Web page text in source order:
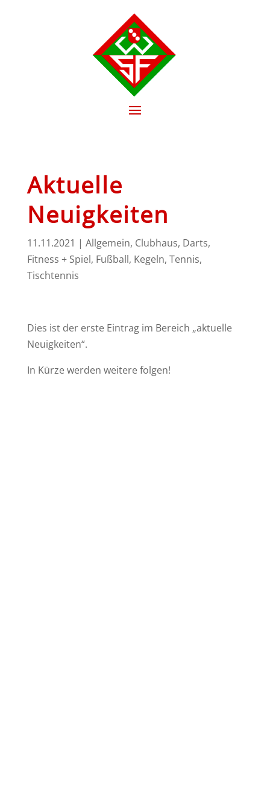
Aktuelle
Neuigkeiten
11.11.2021 | Allgemein, Clubhaus, Darts,
Fitness + Spiel, Fußball, Kegeln, Tennis,
Tischtennis
Dies ist der erste Eintrag im Bereich „aktuelle
Neuigkeiten“.
In Kürze werden weitere folgen!